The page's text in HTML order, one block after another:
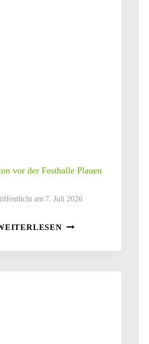
vor der Festhalle Plauen
am 7. Juli 2026
DEKORATION
DER